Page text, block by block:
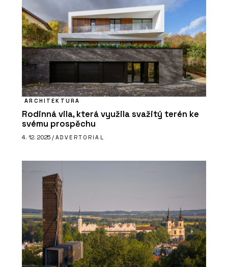
ARCHITEKTURA
Rodinná vila, která využila svažitý terén ke
svému prospěchu
4. 12. 2025 / ADVERTORIAL